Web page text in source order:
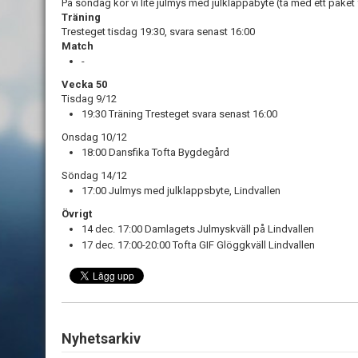
På söndag kör vi lite julmys med julklappabyte (ta med ett paket
Träning
Tresteget tisdag 19:30, svara senast 16:00
Match
-
Vecka 50
Tisdag 9/12
19:30 Träning Tresteget svara senast 16:00
Onsdag 10/12
18:00 Dansfika Tofta Bygdegård
Söndag 14/12
17:00 Julmys med julklappsbyte, Lindvallen
Övrigt
14 dec. 17:00 Damlagets Julmyskväll på Lindvallen
17 dec. 17:00-20:00 Tofta GIF Glöggkväll Lindvallen
Nyhetsarkiv